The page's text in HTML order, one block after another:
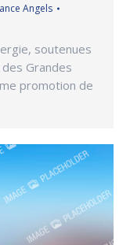
Angels
soutenues
Grandes
promotion de